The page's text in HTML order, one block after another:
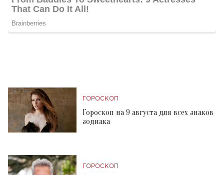
ГОРОСКОП
Гороскоп на 9 августа для всех знаков
зодиака
ГОРОСКОП